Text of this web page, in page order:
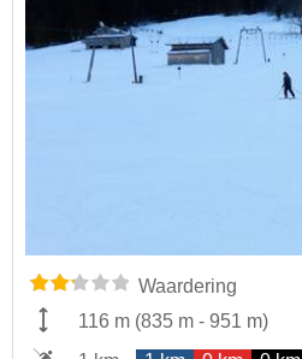
Waardering
116 m (835 m - 951 m)